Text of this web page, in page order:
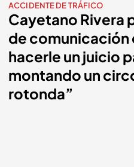
ACCIDENTE DE TRÁFICO
Cayetano Rivera
de comunicación
hacerle un juicio
montando un
rotonda”